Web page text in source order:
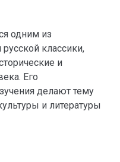
одним из
классики,
и
Его
делают тему
и литературы